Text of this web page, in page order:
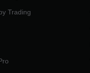
Trading